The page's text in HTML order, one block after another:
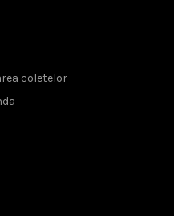
coletelor